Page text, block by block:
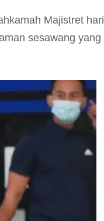
Majistret hari
sesawang yang